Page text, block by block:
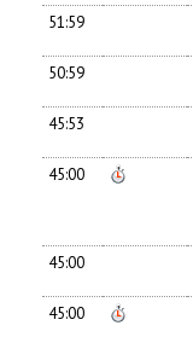
51:59
50:59
45:53
45:00
45:00
45:00